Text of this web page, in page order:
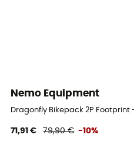
Nemo Equipment
Dragonfly Bikepack 2P Footprint
71,91 € 79,90 € -10%